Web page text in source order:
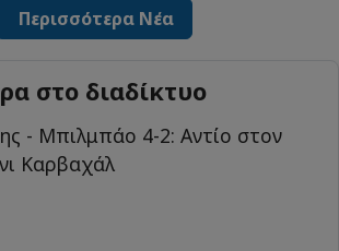
Περισσότερα Νέα
στο διαδίκτυο